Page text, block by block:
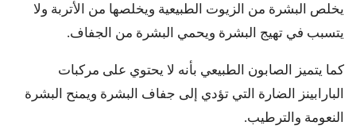
يخلص البشرة من الزيوت الطبيعية ويخلصها من الأتربة ولا
يتسبب في تهيج البشرة ويحمي البشرة من الجفاف.
كما يتميز الصابون الطبيعي بأنه لا يحتوي على مركبات
البارابينز الضارة التي تؤدي إلى جفاف البشرة ويمنح البشرة
النعومة والترطيب.